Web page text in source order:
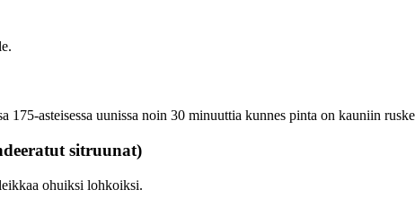
175-asteisessa uunissa noin 30 minuuttia kunnes pinta on kauniin
sitruunat)
ohuiksi lohkoiksi.